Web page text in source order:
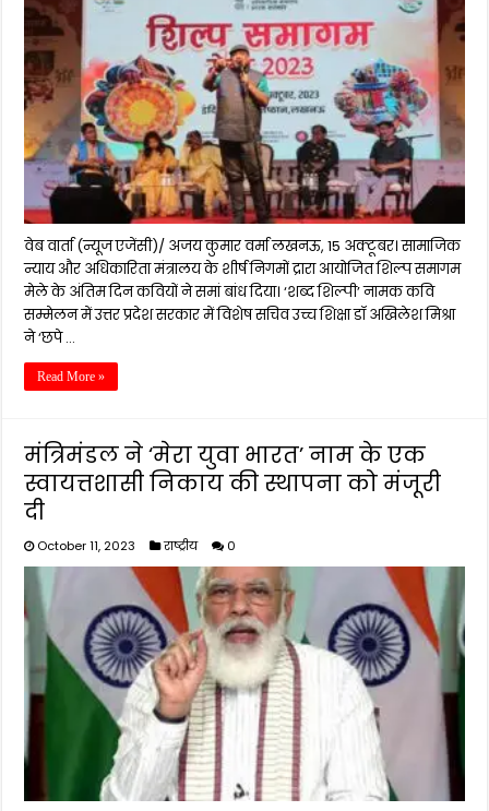
वेब वार्ता (न्यूज एजेंसी)/ अजय कुमार वर्मा लखनऊ, 15 अक्टूबर। सामाजिक
न्याय और अधिकारिता मंत्रालय के शीर्ष निगमों द्रारा आयोजित शिल्प समागम
मेले के अंतिम दिन कवियों ने समां बांध दिया। ‘शब्द शिल्पी’ नामक कवि
सम्मेलन में उत्तर प्रदेश सरकार में विशेष सचिव उच्च शिक्षा डॉ अखिलेश मिश्रा
ने ‘छपे …
Read More »
मंत्रिमंडल ने ‘मेरा युवा भारत’ नाम के एक
स्वायत्तशासी निकाय की स्थापना को मंजूरी
दी
October 11, 2023 राष्ट्रीय 0